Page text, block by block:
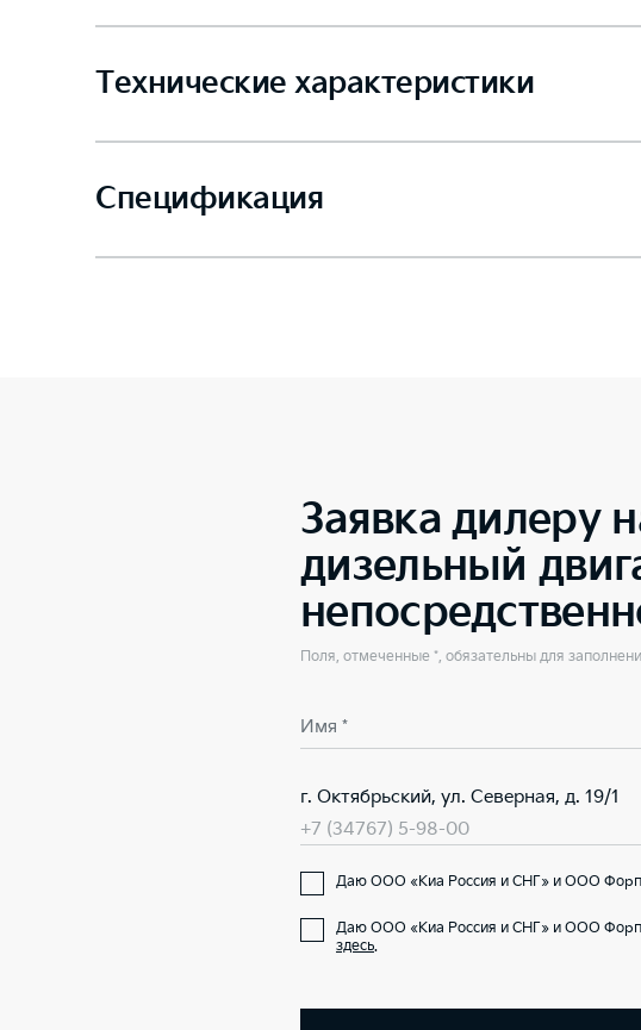
Технические характеристики
Спецификация
Заявка дилеру
дизельный
Поля, отмеченные *, обязательны для
Имя *
г. Октябрьский, ул. Северная, д. 19/1
+7 (34767) 5-98-00
Даю ООО «Киа Россия и СНГ» и ООО
Даю ООО «Киа Россия и СНГ» и ООО
здесь.